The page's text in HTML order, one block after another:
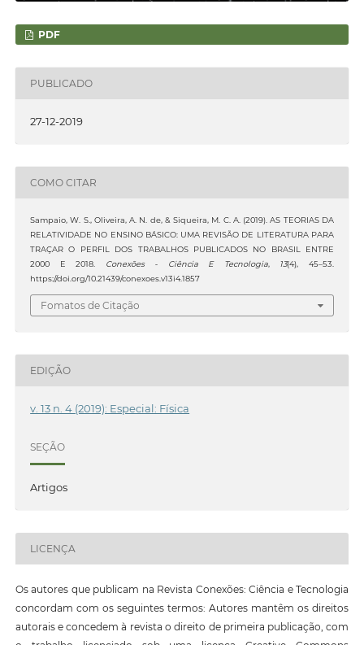
PDF
PUBLICADO
27-12-2019
COMO CITAR
Sampaio, W. S., Oliveira, A. N. de, & Siqueira, M. C. A. (2019). AS TEORIAS DA
RELATIVIDADE NO ENSINO BÁSICO: UMA REVISÃO DE LITERATURA PARA
TRAÇAR O PERFIL DOS TRABALHOS PUBLICADOS NO BRASIL ENTRE
2000 E 2018.
Conexões - Ciência E Tecnologia, 13(4), 45–53.
https://doi.org/10.21439/conexoes.v13i4.1857
Fomatos de Citação
EDIÇÃO
v. 13 n. 4 (2019): Especial: Física
SEÇÃO
Artigos
LICENÇA
Os autores que publicam na Revista Conexões: Ciência e Tecnologia
concordam com os seguintes termos: Autores mantêm os direitos
autorais e concedem à revista o direito de primeira publicação, com